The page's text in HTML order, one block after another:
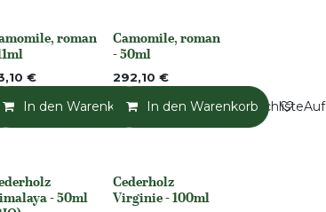
Auf die Wunschliste
roman
€
In den Warenkorb Auf die Wunschliste
None
Camomile, roman
- 50ml
292,10 €
In den Warenkorb
- 50ml None
Cederholz
Virginie - 100ml